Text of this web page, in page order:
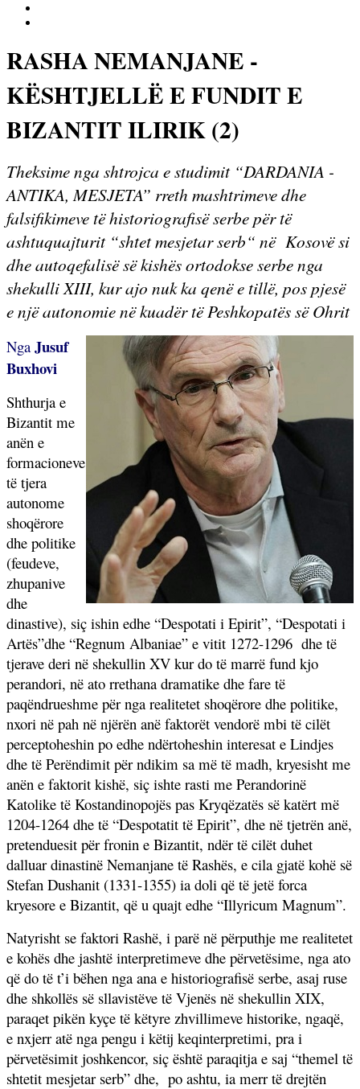
RASHA NEMANJANE -
KËSHTJELLË E FUNDIT E
BIZANTIT ILIRIK (2)
Theksime nga shtrojca e studimit “DARDANIA -
ANTIKA, MESJETA” rreth mashtrimeve dhe
falsifikimeve të historiografisë serbe për të
ashtuquajturit “shtet mesjetar serb“ në Kosovë si
dhe autoqefalisë së kishës ortodokse serbe nga
shekulli XIII, kur ajo nuk ka qenë e tillë, pos pjesë
e një autonomie në kuadër të Peshkopatës së Ohrit
Nga Jusuf
Buxhovi
Shthurja e
Bizantit me
anën e
formacioneve
të tjera
autonome
shoqërore
dhe politike
(feudeve,
zhupanive
dhe
dinastive), siç ishin edhe “Despotati i Epirit”, “Despotati i
Artës”dhe “Regnum Albaniae” e vitit 1272-1296 dhe të
tjerave deri në shekullin XV kur do të marrë fund kjo
perandori, në ato rrethana dramatike dhe fare të
paqëndrueshme për nga realitetet shoqërore dhe politike,
nxori në pah në njërën anë faktorët vendorë mbi të cilët
perceptoheshin po edhe ndërtoheshin interesat e Lindjes
dhe të Perëndimit për ndikim sa më të madh, kryesisht me
anën e faktorit kishë, siç ishte rasti me Perandorinë
Katolike të Kostandinopojës pas Kryqëzatës së katërt më
1204-1264 dhe të “Despotatit të Epirit”, dhe në tjetrën anë,
pretenduesit për fronin e Bizantit, ndër të cilët duhet
dalluar dinastinë Nemanjane të Rashës, e cila gjatë kohë së
Stefan Dushanit (1331-1355) ia doli që të jetë forca
kryesore e Bizantit, që u quajt edhe “Illyricum Magnum”.
Natyrisht se faktori Rashë, i parë në përputhje me realitetet
e kohës dhe jashtë interpretimeve dhe përvetësime, nga ato
që do të t’i bëhen nga ana e historiografisë serbe, asaj ruse
dhe shkollës së sllavistëve të Vjenës në shekullin XIX,
paraqet pikën kyçe të këtyre zhvillimeve historike, ngaqë,
e nxjerr atë nga pengu i këtij keqinterpretimi, pra i
përvetësimit joshkencor, siç është paraqitja e saj “themel të
shtetit mesjetar serb” dhe, po ashtu, ia merr të drejtën